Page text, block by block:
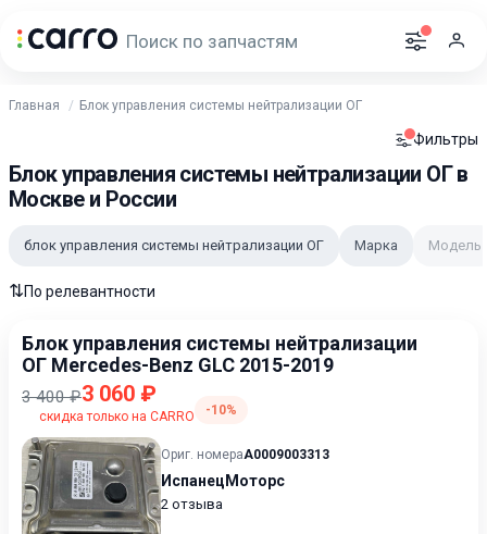
Главная Блок управления системы нейтрализации ОГ
Фильтры
Блок управления системы нейтрализации ОГ в
Москве и России
блок управления системы нейтрализации ОГ Марка Модель
⇅По релевантности
Блок управления системы нейтрализации
ОГ Mercedes-Benz GLC 2015-2019
3 400 ₽3 060 ₽
скидка только на CARRO -10%
Ориг. номераA0009003313
ИспанецМоторс
2 отзыва